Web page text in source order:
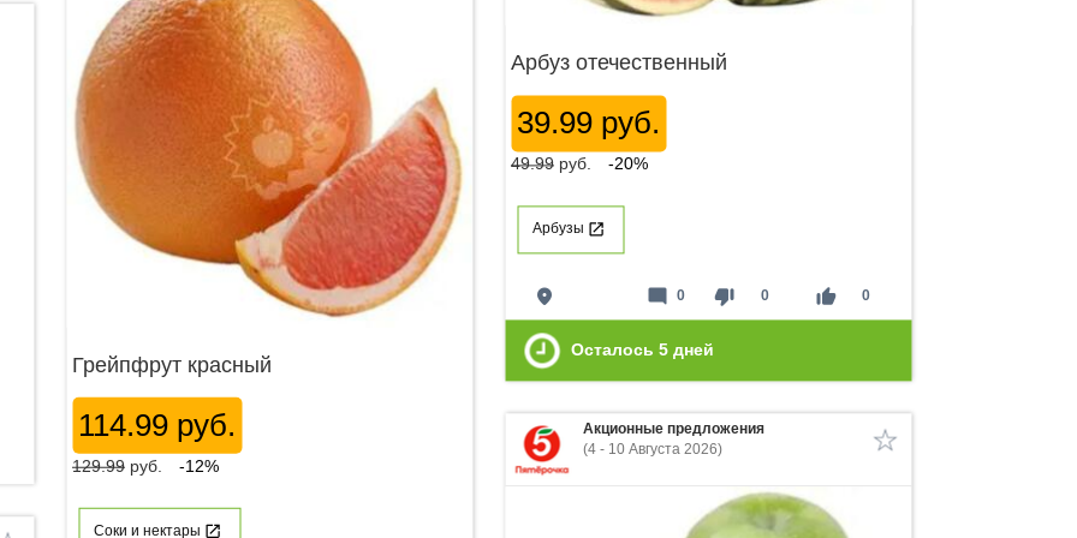
Арбуз отечественный
39.99 руб.
49.99 руб. -20%
Арбузы
place thumb_down 0 thumb_up 0
mode_comment 0
Осталось 5 дней
Грейпфрут красный
114.99 руб.
129.99 руб. -12%
Соки и нектары
Акционные предложения
(4 - 10 Августа 2026)